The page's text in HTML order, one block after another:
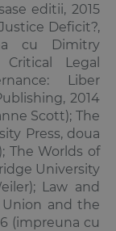
editii, 2015
Deficit?,
cu Dimitry
Legal
Liber
2014
Scott); The
Press, doua
The Worlds of
University
Law and
Union and the
(impreuna cu